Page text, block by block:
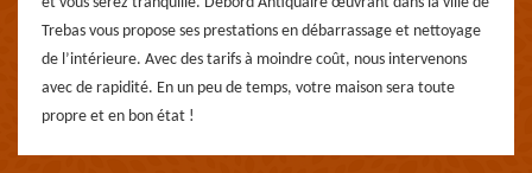
Trebas vous propose ses prestations en débarrassage et nettoyage
de l’intérieure. Avec des tarifs à moindre coût, nous intervenons
avec de rapidité. En un peu de temps, votre maison sera toute
propre et en bon état !